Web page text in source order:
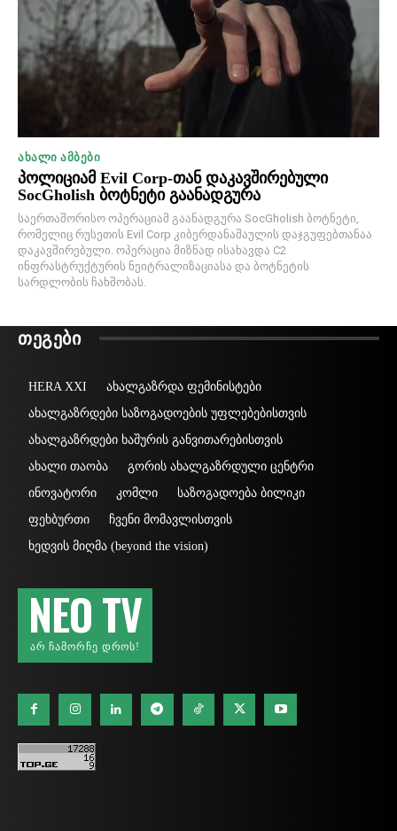
ᲐᲮᲐᲚᲘ ᲐᲛᲑᲔᲑᲘ
პოლიციამ Evil Corp-თან დაკავშირებული
SocGholish ბოტნეტი გაანადგურა
საერთაშორისო ოპერაციამ გაანადგურა SocGholish ბოტნეტი,
რომელიც რუსეთის Evil Corp კიბერდანაშაულის დაჯგუფებთანაა
დაკავშირებული. ოპერაცია მიზნად ისახავდა C2
ინფრასტრუქტურის ნეიტრალიზაციასა და ბოტნეტის
სარდლობის ჩახშობას.
ᲗᲔᲒᲔᲑᲘ
HERA XXI
ახალგაზრდა ფემინისტები
ახალგაზრდები საზოგადოების უფლებებისთვის
ახალგაზრდები ხაშურის განვითარებისთვის
ახალი თაობა
გორის ახალგაზრდული ცენტრი
ინოვატორი
კომლი
საზოგადოება ბილიკი
ფეხბურთი
ჩვენი მომავლისთვის
ხედვის მიღმა (beyond the vision)
NEO TV
ᲐᲠ ᲩᲐᲛᲝᲠᲩᲔ ᲓᲠᲝᲡ!